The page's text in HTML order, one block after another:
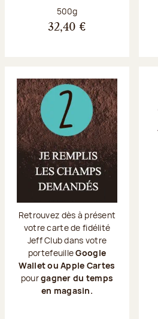
Poids net :
500g
32,40 €
Retrouvez dès à présent
votre carte de fidélité
Jeff Club dans votre
portefeuilleGoogle
Wallet ou Apple Cartes
pourgagner du temps
en magasin.